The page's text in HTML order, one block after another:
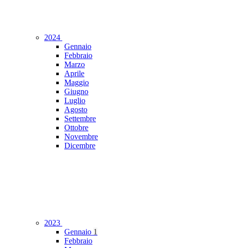
2024
Gennaio
Febbraio
Marzo
Aprile
Maggio
Giugno
Luglio
Agosto
Settembre
Ottobre
Novembre
Dicembre
2023
Gennaio 1
Febbraio